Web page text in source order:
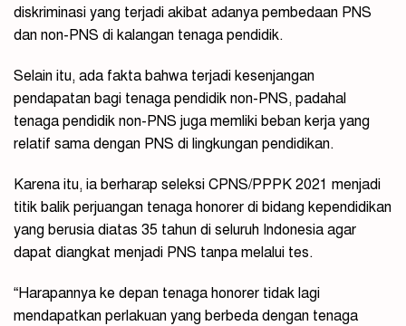
diskriminasi yang terjadi akibat adanya pembedaan PNS
dan non-PNS di kalangan tenaga pendidik.
Selain itu, ada fakta bahwa terjadi kesenjangan
pendapatan bagi tenaga pendidik non-PNS, padahal
tenaga pendidik non-PNS juga memliki beban kerja yang
relatif sama dengan PNS di lingkungan pendidikan.
Karena itu, ia berharap seleksi CPNS/PPPK 2021 menjadi
titik balik perjuangan tenaga honorer di bidang kependidikan
yang berusia diatas 35 tahun di seluruh Indonesia agar
dapat diangkat menjadi PNS tanpa melalui tes.
“Harapannya ke depan tenaga honorer tidak lagi
mendapatkan perlakuan yang berbeda dengan tenaga